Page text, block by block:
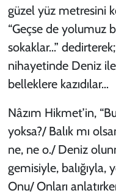
güzel yüz metresini
“Geçse de yolumuz
sokaklar...”
nihayetinde Deniz
belleklere kazıdılar…
Nâzım Hikmet’in,
yoksa?/ Balık mı
ne, ne o./ Deniz
gemisiyle, balığıyla,
Onu/ Onları